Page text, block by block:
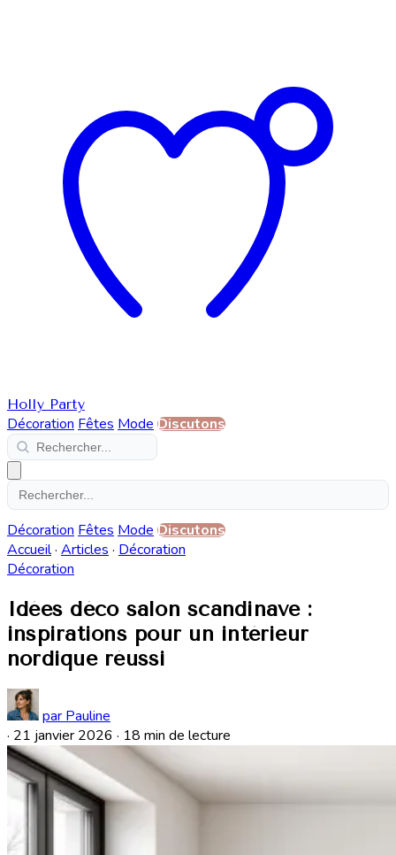
Holly Party
Décoration Fêtes Mode Discutons
Décoration Fêtes Mode Discutons
Accueil· Articles · Décoration
Décoration
Idées déco salon scandinave :
inspirations pour un intérieur
nordique réussi
par Pauline
· 21 janvier 2026 · 18 min de lecture